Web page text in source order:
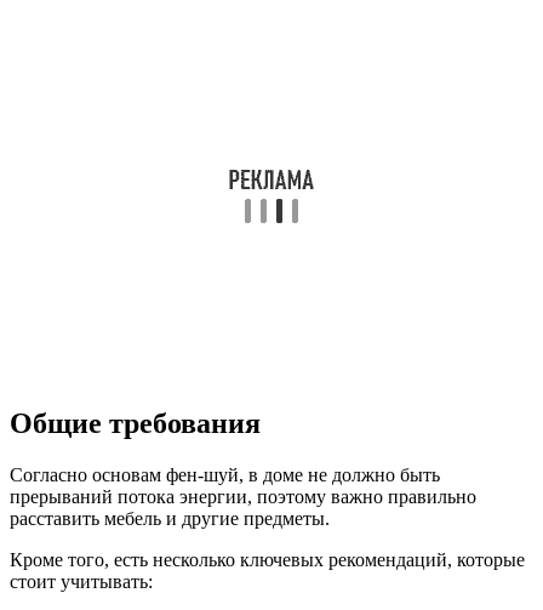
Общие требования
Согласно основам фен-шуй, в доме не должно быть
прерываний потока энергии, поэтому важно правильно
расставить мебель и другие предметы.
Кроме того, есть несколько ключевых рекомендаций, которые
стоит учитывать: